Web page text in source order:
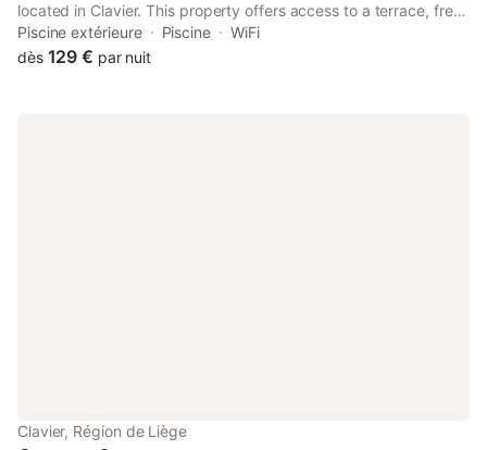
located in Clavier. This property offers access to a terrace, free
private parking and free WiFi. The property is non-smoking and
is set 40 km from Congres Palace.
Piscine extérieure Piscine
WiFi
dès 129 € par nuit
Clavier, Région de Liège